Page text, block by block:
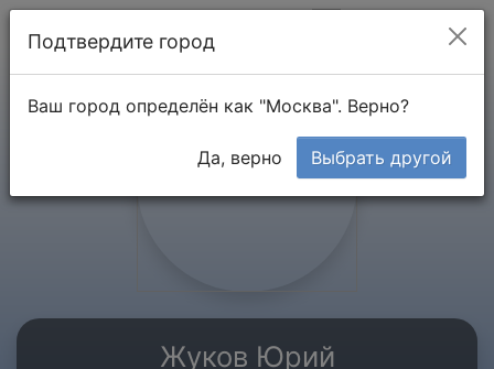
Жуков Юрий
Подтвердите город
Ваш город определён как "Москва". Верно?
Да, верно Выбрать другой